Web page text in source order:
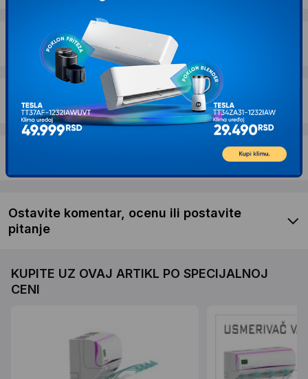
Dostava i povrat
Garancija
Ostavite komentar, ocenu ili postavite
pitanje
KUPITE UZ OVAJ ARTIKL PO SPECIJALNOJ
CENI